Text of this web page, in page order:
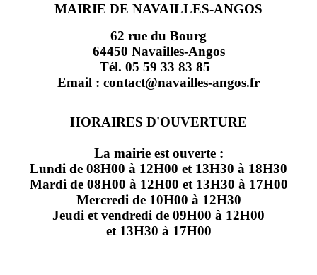
MAIRIE DE NAVAILLES-ANGOS
62 rue du Bourg
64450 Navailles-Angos
Tél. 05 59 33 83 85
Email : contact@navailles-angos.fr
HORAIRES D'OUVERTURE
La mairie est ouverte :
Lundi de 08H00 à 12H00 et 13H30 à 18H30
Mardi de 08H00 à 12H00 et 13H30 à 17H00
Mercredi de 10H00 à 12H30
Jeudi et vendredi de 09H00 à 12H00
et 13H30 à 17H00